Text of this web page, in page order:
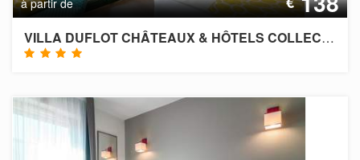
à partir de
VILLA DUFLOT CHÂTEAUX & HÔTELS COLLECTION